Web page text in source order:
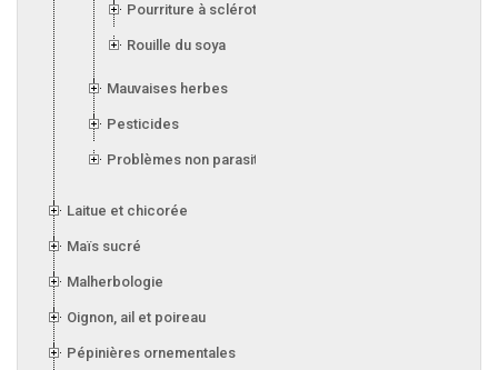
Pourriture à sclérotes
Rouille du soya
Mauvaises herbes
Pesticides
Problèmes non parasitaires
Laitue et chicorée
Maïs sucré
Malherbologie
Oignon, ail et poireau
Pépinières ornementales